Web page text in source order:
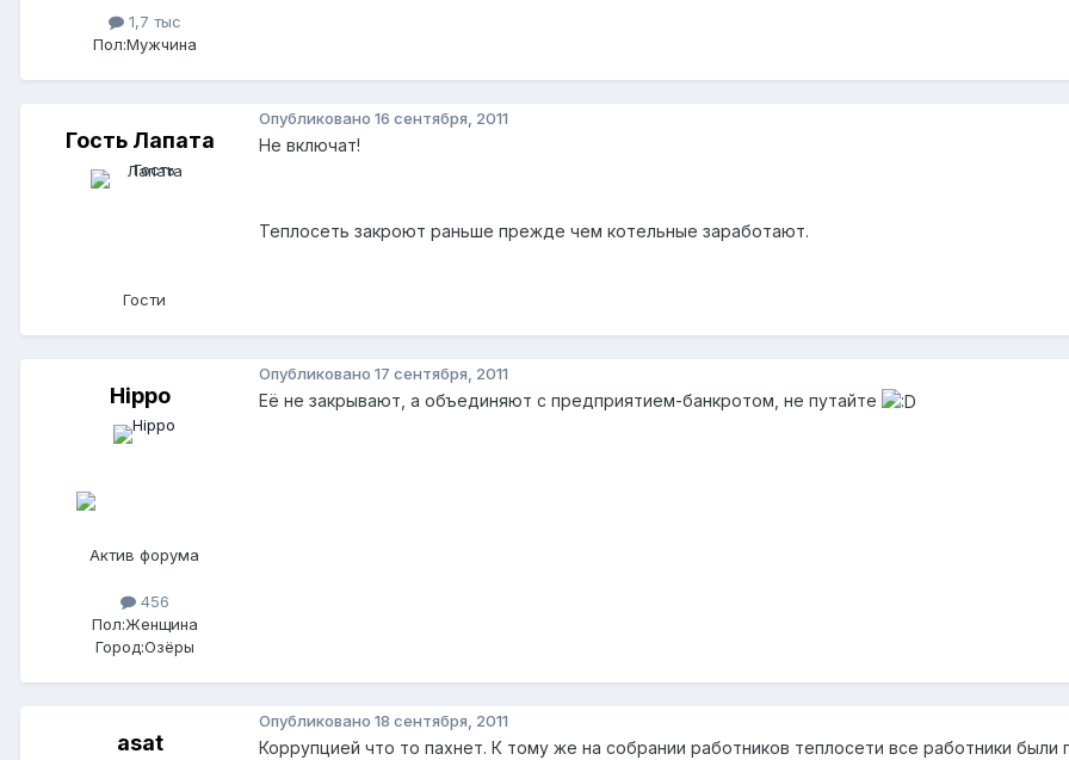
1,7 тыс
Пол:Мужчина
Гость Лапата
Гости
Опубликовано 16 сентября, 2011
Не включат!
Теплосеть закроют раньше прежде чем котельные заработают.
Hippo
Актив форума
456
Пол:Женщина
Город:Озёры
Опубликовано 17 сентября, 2011
Её не закрывают, а объединяют с предприятием-банкротом, не путайте
asat
Опубликовано 18 сентября, 2011
Коррупцией что то пахнет. К тому же на собрании работников теплосети все работники были